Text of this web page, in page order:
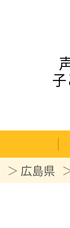
広島県